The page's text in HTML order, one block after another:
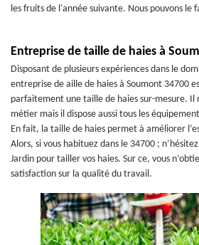
les fruits de l'année suivante. Nous pouvons le
Entreprise de taille de haies à
Disposant de plusieurs expériences dans le
entreprise de aille de haies à Soumont 34700
parfaitement une taille de haies sur-mesure. Il
métier mais il dispose aussi tous les
En fait, la taille de haies permet à améliorer
Alors, si vous habituez dans le 34700 ;
Jardin pour tailler vos haies. Sur ce, vous
satisfaction sur la qualité du travail.